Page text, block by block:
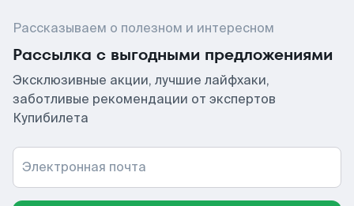
Рассказываем о полезном и интересном
Рассылка с выгодными предложениями
Эксклюзивные акции, лучшие лайфхаки,
заботливые рекомендации от экспертов
Купибилета
Электронная почта